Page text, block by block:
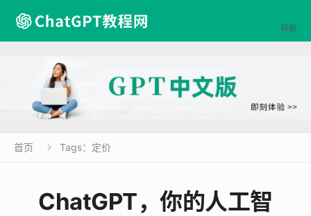
导航
首页  Tags：定价
ChatGPT，你的人工智